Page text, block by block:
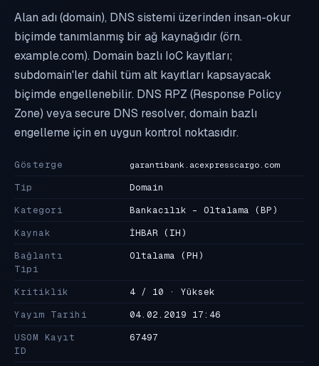
Alan adı (domain), DNS sistemi üzerinden insan-okur
biçimde tanımlanmış bir ağ kaynağıdır (örn.
example.com). Domain bazlı IoC kayıtları;
subdomain'ler dahil tüm alt kayıtları kapsayacak
biçimde engellenebilir. DNS RPZ (Response Policy
Zone) veya secure DNS resolver, domain bazlı
engelleme için en uygun kontrol noktasıdır.
Gösterge garantibank.acexpresscargo.com
Tip
Domain
Kategori
Bankacılık - Oltalama (BP)
Kaynak
İHBAR (IH)
Bağlantı
Tipi
Oltalama (PH)
Kritiklik
4 / 10 · Yüksek
Yayım Tarihi
04.02.2019 17:46
USOM Kayıt
ID
67497